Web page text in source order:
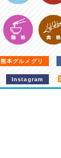
熊本グルメグリ
Instagram